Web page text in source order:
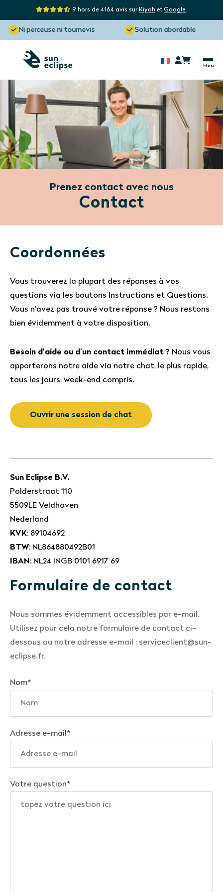
9 hors de 4164 avis sur Kiyoh et Google.
Ni perceuse ni tournevis Solution abordable
Prenez contact avec nous
Contact
Coordonnées
Vous trouverez la plupart des réponses à vos
questions via les boutons Instructions et Questions.
Vous n’avez pas trouvé votre réponse ? Nous restons
bien évidemment à votre disposition.
Besoin d’aide ou d’un contact immédiat ? Nous vous
apporterons notre aide via notre chat, le plus rapide,
tous les jours, week-end compris.
Ouvrir une session de chat
Sun Eclipse B.V.
Polderstraat 110
5509LE Veldhoven
Nederland
KVK: 89104692
BTW: NL864880492B01
IBAN: NL24 INGB 0101 6917 69
Formulaire de contact
Nous sommes évidemment accessibles par e-mail.
Utilisez pour cela notre formulaire de contact ci-
dessous ou notre adresse e-mail : serviceclient@sun-
eclipse.fr.
Nom*
Adresse e-mail *
Votre question*